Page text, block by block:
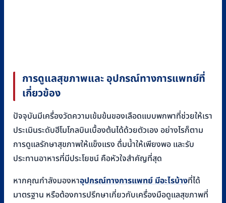
การดูแลสุขภาพและ อุปกรณ์ทางการแพทย์ที่
เกี่ยวข้อง
ปัจจุบันมีเครื่องวัดความเข้มข้นของเลือดแบบพกพาที่ช่วยให้เรา
ประเมินระดับฮีโมโกลบินเบื้องต้นได้ด้วยตัวเอง อย่างไรก็ตาม
การดูแลรักษาสุขภาพให้แข็งแรง ดื่มน้ำให้เพียงพอ และรับ
ประทานอาหารที่มีประโยชน์ คือหัวใจสำคัญที่สุด
หากคุณกำลังมองหาอุปกรณ์ทางการแพทย์ มีอะไรบ้างที่ได้
มาตรฐาน หรือต้องการปรึกษาเกี่ยวกับเครื่องมือดูแลสุขภาพที่